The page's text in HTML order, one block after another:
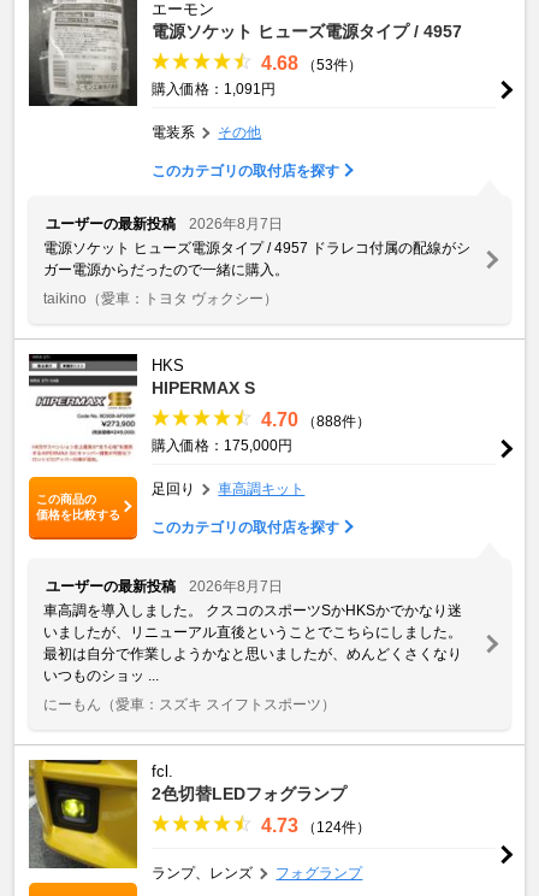
エーモン
電源ソケット ヒューズ電源タイプ / 4957
4.68
（53件）
購入価格：1,091円
電装系 その他
このカテゴリの取付店を探す
ユーザーの最新投稿
2026年8月7日
電源ソケット ヒューズ電源タイプ / 4957 ドラレコ付属の配線がシ
ガー電源からだったので一緒に購入。
taikino （愛車：トヨタ ヴォクシー）
この商品の
価格を比較する
HKS
HIPERMAX S
4.70
（888件）
購入価格：175,000円
足回り 車高調キット
このカテゴリの取付店を探す
ユーザーの最新投稿
2026年8月7日
車高調を導入しました。 クスコのスポーツSかHKSかでかなり迷
いましたが、リニューアル直後ということでこちらにしました。
最初は自分で作業しようかなと思いましたが、めんどくさくなり
いつものショッ ...
にーもん （愛車：スズキ スイフトスポーツ）
fcl.
2色切替LEDフォグランプ
4.73 （124件）
ランプ、レンズ フォグランプ